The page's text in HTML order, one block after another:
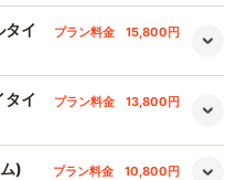
タイ
プラン料金 15,800円
タイ
プラン料金 13,800円
) プラン料金 10,800円